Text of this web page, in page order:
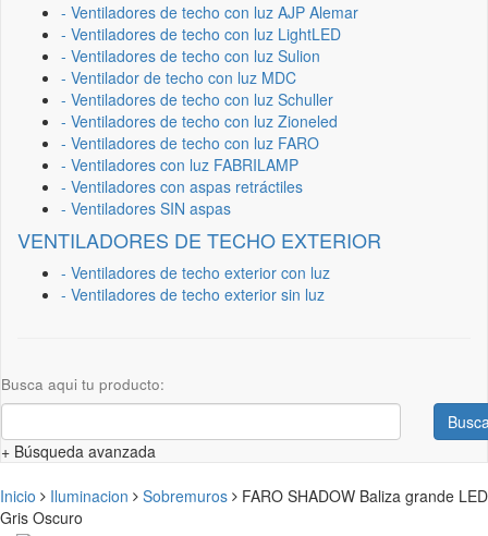
- Ventiladores de techo con luz AJP Alemar
- Ventiladores de techo con luz LightLED
- Ventiladores de techo con luz Sulion
- Ventilador de techo con luz MDC
- Ventiladores de techo con luz Schuller
- Ventiladores de techo con luz Zioneled
- Ventiladores de techo con luz FARO
- Ventiladores con luz FABRILAMP
- Ventiladores con aspas retráctiles
- Ventiladores SIN aspas
VENTILADORES DE TECHO EXTERIOR
- Ventiladores de techo exterior con luz
- Ventiladores de techo exterior sin luz
Busca aqui tu producto:
+ Búsqueda avanzada
Inicio Iluminacion Sobremuros
FARO SHADOW Baliza grande LED
Gris Oscuro